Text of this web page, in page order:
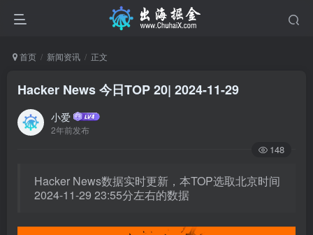
首页 新闻资讯 正文
Hacker News 今日TOP 20| 2024-11-29
小爱
2年前发布
148
Hacker News数据实时更新，本TOP选取北京时间
2024-11-29 23:55分左右的数据